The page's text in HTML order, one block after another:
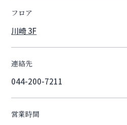
フロア
川崎 3F
連絡先
044-200-7211
営業時間